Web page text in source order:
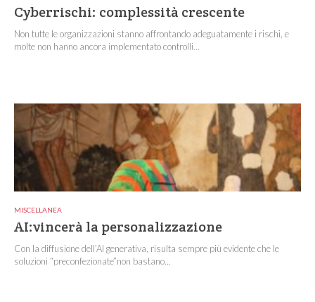
Cyberrischi: complessità crescente
Non tutte le organizzazioni stanno affrontando adeguatamente i rischi, e
molte non hanno ancora implementato controlli...
MISCELLANEA
AI:vincerà la personalizzazione
Con la diffusione dell’AI generativa, risulta sempre più evidente che le
soluzioni “preconfezionate”non bastano...